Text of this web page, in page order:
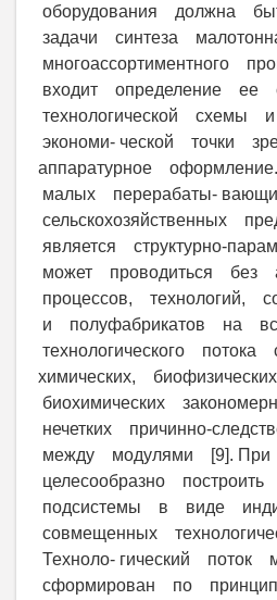
оборудования должна
задачи синтеза
многоассортиментного
входит определение ее
технологической схемы
экономи- ческой точки
аппаратурное
малых перерабаты-
сельскохозяйственных
является структурно-
может проводиться без
процессов, технологий,
и полуфабрикатов на
технологического
химических,
биохимических
нечетких причинно-
между модулями [9].
целесообразно построить
подсистемы в виде
совмещенных
Техноло- гический поток
сформирован по